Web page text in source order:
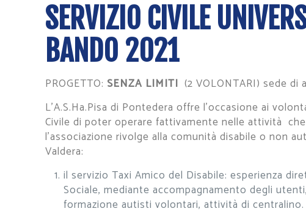
SERVIZIO CIVILE
BANDO 2021
PROGETTO: SENZA LIMITI (2 VOLONTARI) sede
L’A.S.Ha.Pisa di Pontedera offre l’occasione ai
Civile di poter operare fattivamente nelle attività
l’associazione rivolge alla comunità disabile o non
Valdera:
il servizio Taxi Amico del Disabile: esperienza
Sociale, mediante accompagnamento degli
formazione autisti volontari, attività di centralino.